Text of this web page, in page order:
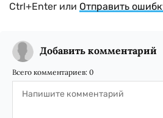
Ctrl+Enter или Отправить
Добавить комментарий
Всего комментариев: 0